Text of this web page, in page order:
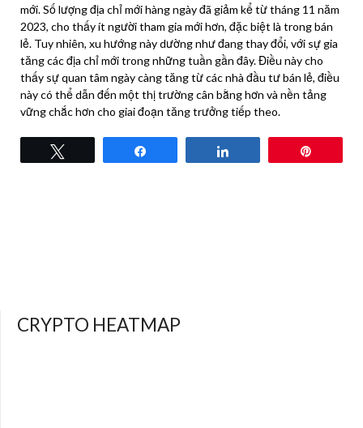
mới. Số lượng địa chỉ mới hàng ngày đã giảm kể từ tháng 11 năm
2023, cho thấy ít người tham gia mới hơn, đặc biệt là trong bán
lẻ. Tuy nhiên, xu hướng này dường như đang thay đổi, với sự gia
tăng các địa chỉ mới trong những tuần gần đây. Điều này cho
thấy sự quan tâm ngày càng tăng từ các nhà đầu tư bán lẻ, điều
này có thể dẫn đến một thị trường cân bằng hơn và nền tảng
vững chắc hơn cho giai đoạn tăng trưởng tiếp theo.
CRYPTO HEATMAP